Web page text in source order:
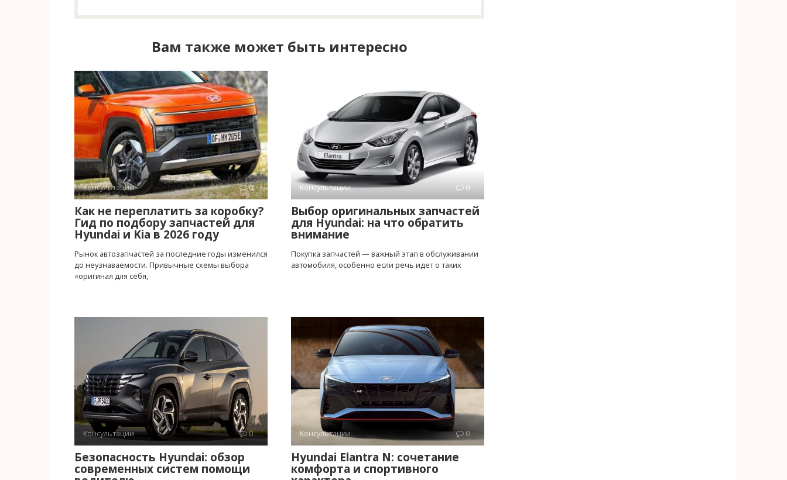
Вам также может быть интересно
Консультации 0
Как не переплатить за коробку?
Гид по подбору запчастей для
Hyundai и Kia в 2026 году
Рынок автозапчастей за последние годы изменился
до неузнаваемости. Привычные схемы выбора
«оригинал для себя,
Консультации 0
Выбор оригинальных запчастей
для Hyundai: на что обратить
внимание
Покупка запчастей — важный этап в обслуживании
автомобиля, особенно если речь идет о таких
Консультации 0
Безопасность Hyundai: обзор
современных систем помощи
Консультации 0
Hyundai Elantra N: сочетание
комфорта и спортивного